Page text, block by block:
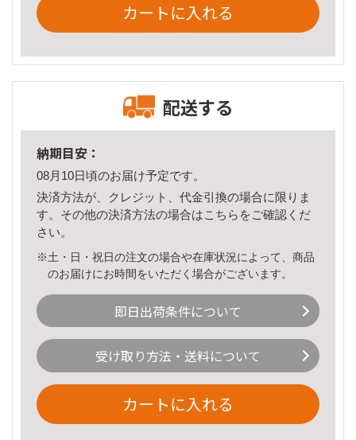
カートに入れる
配送する
納期目安：
08月10日頃のお届け予定です。
決済方法が、クレジット、代金引換の場合に限りま
す。その他の決済方法の場合はこちら をご確認くだ
さい。
※土・日・祝日の注文の場合や在庫状況によって、商品
のお届けにお時間をいただく場合がございます。
即日出荷条件について
受け取り方法・送料について
カートに入れる